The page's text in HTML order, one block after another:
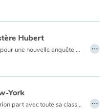
Hubert
Marion est de retour pour une nouvelle enquête autour du mystérieux Hubert... …
York
Grande nouvelle, Marion part avec toute sa classe pour un voyage à New-York. Mais quand on s'appelle Marion Girardon, voyager n'est pas de tout repos ! Que ce soit à New York, Paris, au ski ou au vide grenier du coin, Marion ne rate jamais une occasion de nous faire rire ! …